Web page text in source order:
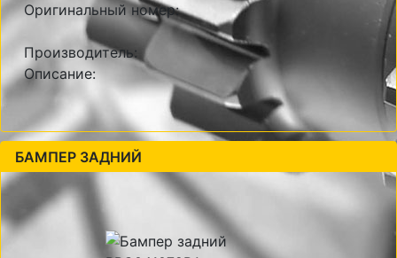
Оригинальный номер:
Производитель:
Описание:
БАМПЕР ЗАДНИЙ